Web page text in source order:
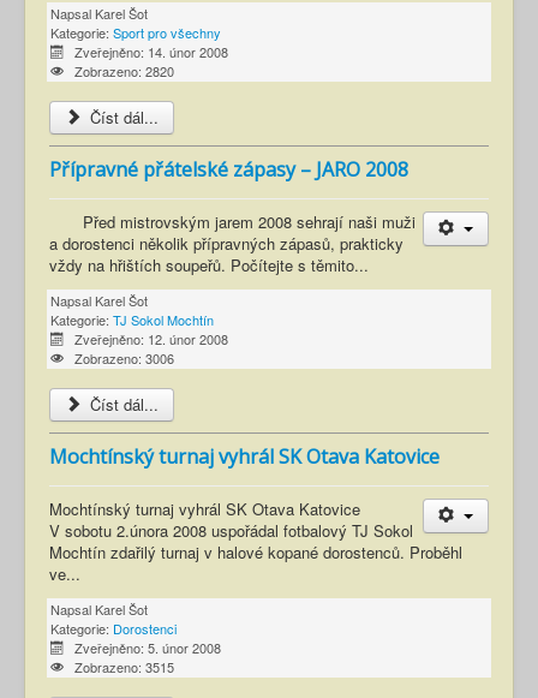
Napsal Karel Šot
Kategorie: Sport pro všechny
Zveřejněno: 14. únor 2008
Zobrazeno: 2820
Číst dál...
Přípravné přátelské zápasy – JARO 2008
Před mistrovským jarem 2008 sehrají naši muži
a dorostenci několik přípravných zápasů, prakticky
vždy na hřištích soupeřů. Počítejte s těmito...
Napsal Karel Šot
Kategorie: TJ Sokol Mochtín
Zveřejněno: 12. únor 2008
Zobrazeno: 3006
Číst dál...
Mochtínský turnaj vyhrál SK Otava Katovice
Mochtínský turnaj vyhrál SK Otava Katovice
V sobotu 2.února 2008 uspořádal fotbalový TJ Sokol
Mochtín zdařilý turnaj v halové kopané dorostenců. Proběhl
ve...
Napsal Karel Šot
Kategorie: Dorostenci
Zveřejněno: 5. únor 2008
Zobrazeno: 3515